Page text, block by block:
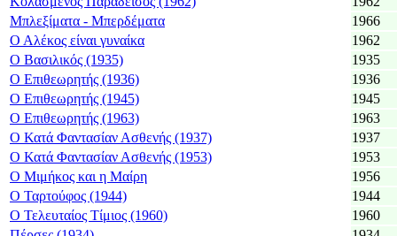
Μπλεξίματα - Μπερδέματα
1966
Ο Αλέκος είναι γυναίκα
1962
Ο Βασιλικός (1935)
1935
Ο Επιθεωρητής (1936)
1936
Ο Επιθεωρητής (1945)
1945
Ο Επιθεωρητής (1963)
1963
Ο Κατά Φαντασίαν Ασθενής (1937)
1937
Ο Κατά Φαντασίαν Ασθενής (1953)
1953
Ο Μιμήκος και η Μαίρη
1956
Ο Ταρτούφος (1944)
1944
Ο Τελευταίος Τίμιος (1960)
1960